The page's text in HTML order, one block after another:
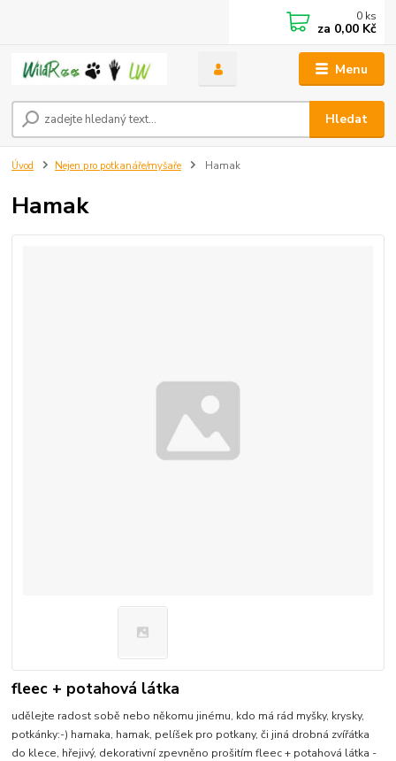
Menu
Hledat
0 ks
za 0,00 Kč
Úvod Nejen pro potkanáře/myšaře Hamak
Hamak
fleec + potahová látka
udělejte radost sobě nebo někomu jinému, kdo má rád myšky, krysky,
potkánky:-) hamaka, hamak, pelíšek pro potkany, či jiná drobná zvířátka
do klece, hřejivý, dekorativní zpevněno prošitím fleec + potahová látka -